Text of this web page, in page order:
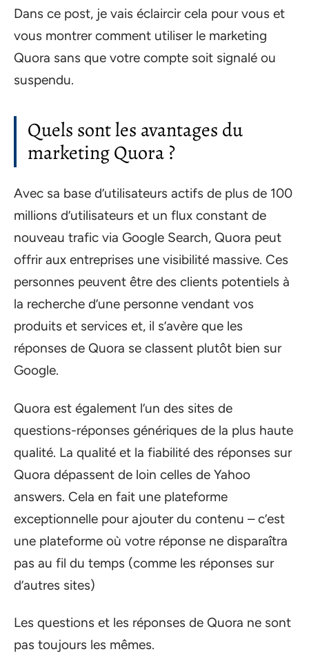
Dans ce post, je vais éclaircir cela pour vous et
vous montrer comment utiliser le marketing
Quora sans que votre compte soit signalé ou
suspendu.
Quels sont les avantages du
marketing Quora ?
Avec sa base d’utilisateurs actifs de plus de 100
millions d’utilisateurs et un flux constant de
nouveau trafic via Google Search, Quora peut
offrir aux entreprises une visibilité massive. Ces
personnes peuvent être des clients potentiels à
la recherche d’une personne vendant vos
produits et services et, il s’avère que les
réponses de Quora se classent plutôt bien sur
Google.
Quora est également l’un des sites de
questions-réponses génériques de la plus haute
qualité. La qualité et la fiabilité des réponses sur
Quora dépassent de loin celles de Yahoo
answers. Cela en fait une plateforme
exceptionnelle pour ajouter du contenu – c’est
une plateforme où votre réponse ne disparaîtra
pas au fil du temps (comme les réponses sur
d’autres sites)
Les questions et les réponses de Quora ne sont
pas toujours les mêmes.